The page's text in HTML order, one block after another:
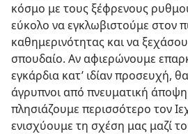
κόσμο με τους ξέφρενους
εύκολο να εγκλωβιστούμε στον
καθημερινότητας και να
σπουδαίο. Αν αφιερώνουμε
εγκάρδια κατ’ ιδίαν προσευχή,
άγρυπνοι από πνευματική
πλησιάζουμε περισσότερο τον
ενισχύουμε τη σχέση μας μαζί